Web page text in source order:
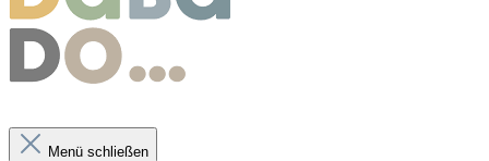
Menü schließen